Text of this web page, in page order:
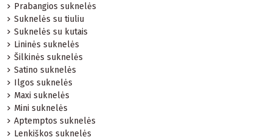
Prabangios suknelės
Suknelės su tiuliu
Suknelės su kutais
Lininės suknelės
Šilkinės suknelės
Satino suknelės
Ilgos suknelės
Maxi suknelės
Mini suknelės
Aptemptos suknelės
Lenkiškos suknelės